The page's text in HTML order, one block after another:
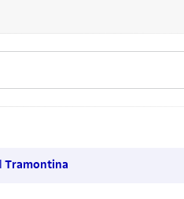
Tramontina